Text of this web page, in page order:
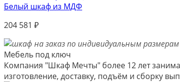
Белый шкаф из МДФ
204 581 ₽
Мебель под ключ
Компания "Шкаф Мечты" более 12 лет
изготовление, доставку, подъём и сборку